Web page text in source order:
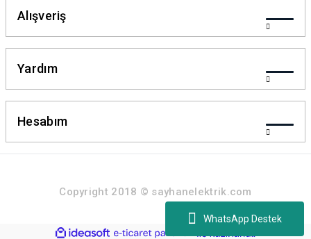
WhatsApp Destek
Alışveriş
Yardım
Hesabım
Copyright 2018 © sayhanelektrik.com
ideasoft